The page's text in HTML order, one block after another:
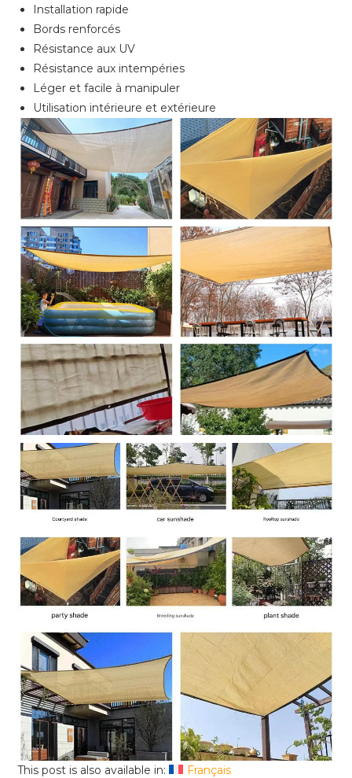
Installation rapide
Bords renforcés
Résistance aux UV
Résistance aux intempéries
Léger et facile à manipuler
Utilisation intérieure et extérieure
This post is also available in: Français